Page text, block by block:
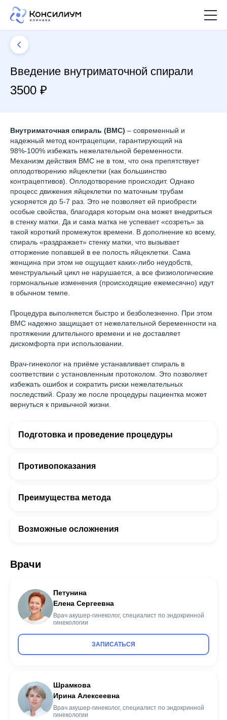
Введение внутриматочной спирали
3500 ₽
Внутриматочная спираль (ВМС) – современный и
надежный метод контрацепции, гарантирующий на
98%-100% избежать нежелательной беременности.
Механизм действия ВМС не в том, что она препятствует
оплодотворению яйцеклетки (как большинство
контрацептивов). Оплодотворение происходит. Однако
процесс движения яйцеклетки по маточным трубам
ускоряется до 5-7 раз. Это не позволяет ей приобрести
особые свойства, благодаря которым она может внедриться
в стенку матки. Да и сама матка не успевает «созреть» за
такой короткий промежуток времени. В дополнение ко всему,
спираль «раздражает» стенку матки, что вызывает
отторжение попавшей в ее полость яйцеклетки. Сама
женщина при этом не ощущает каких-либо неудобств,
менструальный цикл не нарушается, а все физиологические
гормональные изменения (происходящие ежемесячно) идут
в обычном темпе.
Процедура выполняется быстро и безболезненно. При этом
ВМС надежно защищает от нежелательной беременности на
протяжении длительного времени и не доставляет
дискомфорта при использовании.
Врач-гинеколог на приёме устанавливает спираль в
соответствии с установленным протоколом. Это позволяет
избежать ошибок и сократить риски нежелательных
последствий. Сразу же после процедуры пациентка может
вернуться к привычной жизни.
Подготовка и проведение процедуры
Противопоказания
Преимущества метода
Возможные осложнения
Врачи
Петунина
Елена Сергеевна
Врач акушер-гинеколог, специалист по эндокринной
гинекологии
ЗАПИСАТЬСЯ
Шрамкова
Ирина Алексеевна
Врач акушер-гинеколог, специалист по эндокринной
гинекологии